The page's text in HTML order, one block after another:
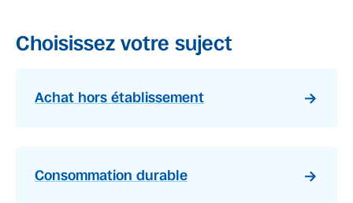
Choisissez votre suject
Achat hors établissement
Consommation durable